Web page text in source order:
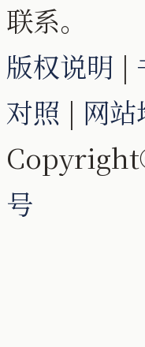
联系。
版权说明 |
对照 | 网站
号